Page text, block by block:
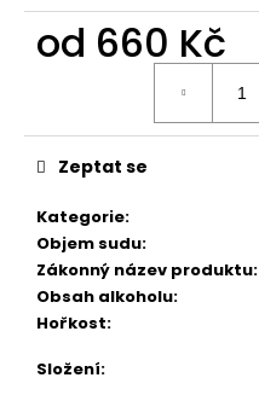
od 660 Kč
Kategorie:
Objem sudu:
Zákonný název produktu:
Obsah alkoholu:
Hořkost:
Složení:
Zeptat se
u
č
e
m
e
VÝČEPNÍ
ZAŘÍZENÍ
VODNÍ
400